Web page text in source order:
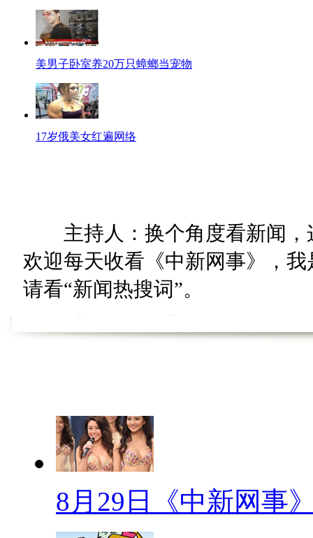
美男子卧室养20万只蟑螂当宠物
17岁俄美女红遍网络
主持人：换个角度看新闻，
欢迎每天收看《中新网事》，
请看“新闻热搜词”。
到现场，通过仔细寻找，在工
到。有群众笑称：“难怪不好找
中国好同事
近日湖北一彩民凭借一张2元
8月29日《中新网事